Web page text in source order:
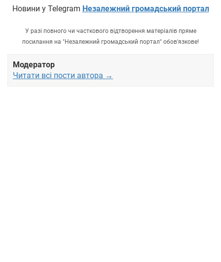
Новини у Telegram Незалежний громадський портал
У разі повного чи часткового відтворення матеріалів пряме
посилання на "Незалежний громадський портал" обов'язкове!
Модератор
Читати всі пости автора →